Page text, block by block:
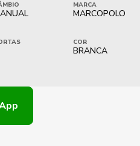
MARCA
MARCOPOLO
COR
BRANCA